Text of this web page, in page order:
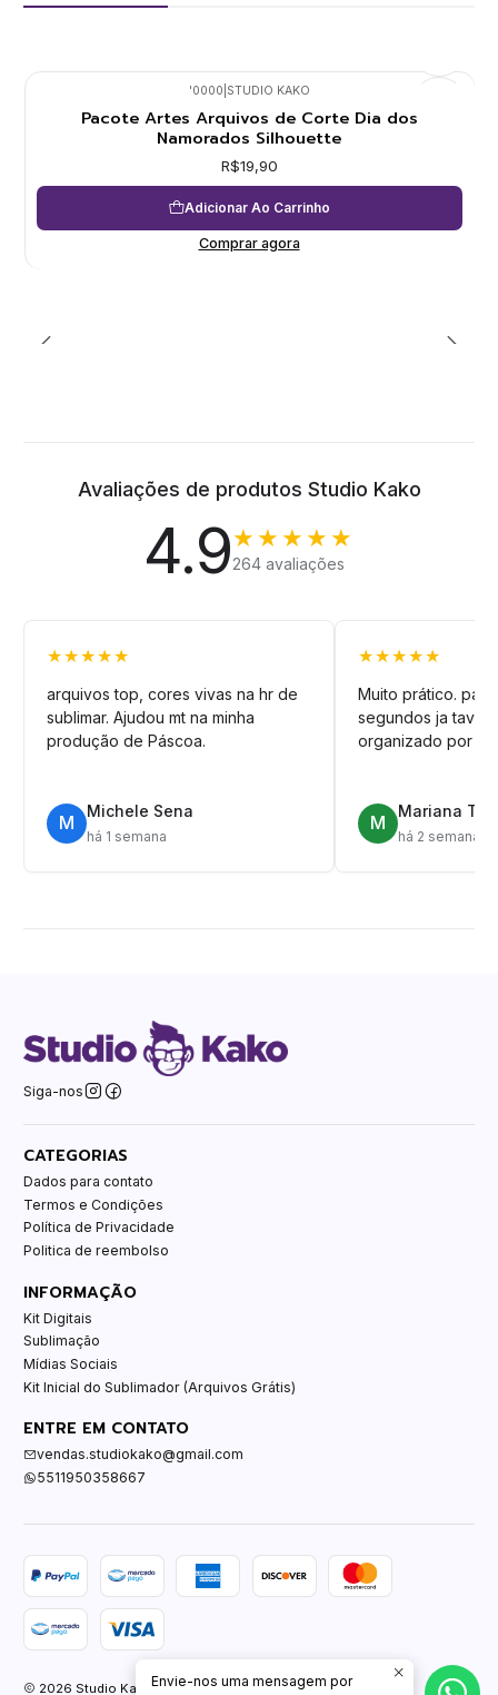
'0000 STUDIO KAKO
Pacote Artes Arquivos de Corte Dia dos
Namorados Silhouette
R$19,90
Adicionar Ao Carrinho
Comprar agora
Avaliações de produtos Studio Kako
4.9★★★★★
264 avaliações
★★★★★
arquivos top, cores vivas na hr de
sublimar. Ajudou mt na minha
produção de Páscoa.
M
Michele Sena
há 1 semana
★★★★★
Muito prático.
segundos ja tava
organizado por
M
Mariana T.
há 2 semanas
Siga-nos
CATEGORIAS
Dados para contato
Termos e Condições
Política de Privacidade
Politica de reembolso
INFORMAÇÃO
Kit Digitais
Sublimação
Mídias Sociais
Kit Inicial do Sublimador (Arquivos Grátis)
ENTRE EM CONTATO
vendas.studiokako@gmail.com
5511950358667
2026 Studio Kako.Envie-nos uma mensagem por